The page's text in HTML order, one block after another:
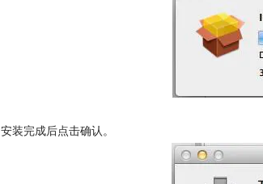
安装完成后点击确认。